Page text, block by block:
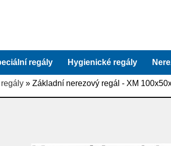
regály Hygienické regály
» Základní nerezový regál - XM